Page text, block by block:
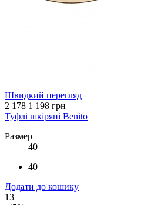
Швидкий перегляд
2 178 1 198 грн
Туфлі шкіряні Benito
Размер
40
40
Додати до кошику
13